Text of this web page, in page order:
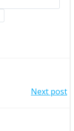
Next post